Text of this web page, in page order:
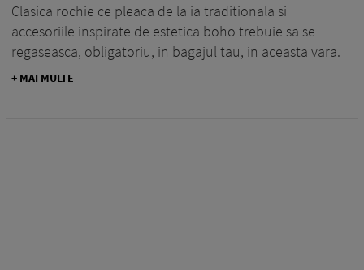
Clasica rochie ce pleaca de la ia traditionala si
accesoriile inspirate de estetica boho trebuie sa se
regaseasca, obligatoriu, in bagajul tau, in aceasta vara.
+ MAI MULTE